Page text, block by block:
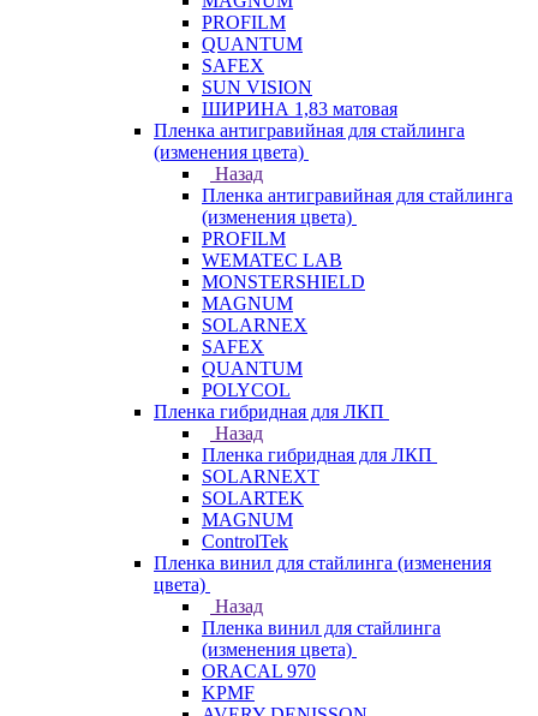
PROFILM
QUANTUM
SAFEX
SUN VISION
ШИРИНА 1,83 матовая
Пленка антигравийная для стайлинга
(изменения цвета)
Назад
Пленка антигравийная для стайлинга
(изменения цвета)
PROFILM
WEMATEC LAB
MONSTERSHIELD
MAGNUM
SOLARNEX
SAFEX
QUANTUM
POLYCOL
Пленка гибридная для ЛКП
Назад
Пленка гибридная для ЛКП
SOLARNEXT
SOLARTEK
MAGNUM
ControlTek
Пленка винил для стайлинга (изменения
цвета)
Назад
Пленка винил для стайлинга
(изменения цвета)
ORACAL 970
KPMF